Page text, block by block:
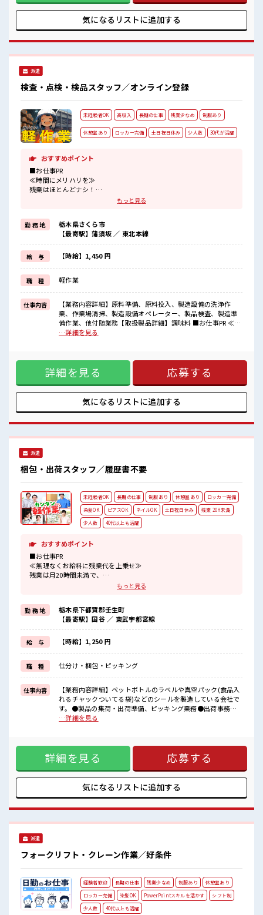
歓迎！ ≪完全週休二日制≫ 週末は家族や友人と一緒にプライ
ベート満喫！ ≪ラクラク制服アリ≫ 制服があるので、 毎日の
服装の悩み解消♪ ≪初めての仕事だけど自分にもできそう≫
環境が整っています！ イチからスキルUP・ステップUP目指
していきましょう！ ■職場の雰囲気 女性多めで休み時間は女
気になるリストに追加する
派遣
検査・点検・検品スタッフ／オンライン登録
未経験者OK 高収入 長期の仕事 残業少なめ 制服あり
休憩室あり ロッカー完備 土日祝日休み 少人数 30代が活躍
おすすめポイント
■お仕事PR
≪時間にメリハリを≫
残業はほとんどナシ！
場合によってはお願いすることもあります♪
家族や友人と一緒にプライベート満喫！
≪ラクラク制服アリ≫
制服があるので、
毎日の服装の悩み解消♪
≪未経験OKの仕事≫
新しいことにチャレンジするのは不安だけど、
しっかり働く環境が整っています！
イチからスキルUP・ステップUP目指していきましょう！
≪自分に向いている仕事が探せる≫
困った事などがあれば、
担当がしっかりサポートします！
■職場の雰囲気
休憩室で楽しくおしゃべり！
ストレス解消☆
ロッカーあり！
安心してお仕事に集中♪
もっと見る
勤 務 地
栃木県さくら市
【最寄駅】蒲須坂 ／ 東北本線
給 与 【時給】1,450 円
職 種 軽作業
仕事内容
【業務内容詳細】原料準備、原料投入、製造設備の洗浄作
業、作業場清掃、製造設備オペレーター、製品検査、製造準
備作業、他付随業務【取扱製品詳細】調味料 ■お仕事PR ≪時
間にメリハリを≫ 残業はほとんどナシ！ 場合によってはお願
ので、 毎日の服装の悩み解消♪ ≪未経験OKの仕事≫ 新しい
ことにチャレンジするのは不安だけど、 しっかり働く環境が
整っています！ イチからスキルUP・ステップUP目指してい
きましょう！ ≪自分に向いている仕事が探せる≫ 困った事な
どがあれば、 担当がしっかりサポートします！ ■職場の雰囲
気 少人数の職場でこじんまり。 職場の仲間との交流もできち
カーあり！ 安心してお仕事に集中♪
…詳細を見る
詳細を見る 応募する
気になるリストに追加する
派遣
梱包・出荷スタッフ／履歴書不要
未経験者OK 長期の仕事 制服あり 休憩室あり
ロッカー完備
染髪OK
ピアスOK ネイルOK 土日祝日休み
残業 20H未満
少人数
40代以上も活躍
おすすめポイント
■お仕事PR
≪無理なくお給料に残業代を上乗せ≫
残業は月20時間未満で、
週末は家族や友人と一緒にプライベート満喫！
≪ヘアカラーOKで自由な雰囲気の職場≫
明るすぎたり奇抜でなければ基本的に自由！
(規定有)≪動きやすい制服アリ≫
制服があるので、
毎日の服装の悩み解消♪
≪初めての仕事だけど自分にもできそう≫
新しいことにチャレンジするのは不安だけど、
しっかり働く環境が整っています！
イチからスキルUP・ステップUP目指していきましょう！
■職場の雰囲気
少人数ですぐに馴染むことができそう♪
仕事の合間の息抜きは休憩室で♪
もっと見る
勤 務 地
栃木県下都賀郡壬生町
【最寄駅】国谷 ／ 東武宇都宮線
給 与 【時給】1,250 円
職 種 仕分け・梱包・ピッキング
仕事内容
【業務内容詳細】ペットボトルのラベルや真空パック(食品入
れるチャックついてる袋)などのシールを製造している会社で
す。●製品の集荷・出荷準備、ピッキング業務●出荷事務・
出荷シール作り・ピッキング・梱包業務(重量物MAX10kgくら
所内では1人になることが多いですが、近くの建屋に社員さん
はいるので安心してください。【取扱製品詳細】ペットボト
ル・食料品等のラベル ■お仕事PR ≪無理なくお給料に残業代
を上乗せ≫ 残業は月20時間未満で、 ほどよく稼げます♪ ≪週
休2日制≫ 週末は家族や友人と一緒にプライベート満喫！ ≪
ヘアカラーOKで自由な雰囲気の職場≫ 明るすぎたり奇抜でな
があるので、 毎日の服装の悩み解消♪ ≪初めての仕事だけど
自分にもできそう≫ 新しいことにチャレンジするのは不安だ
人数ですぐに馴染むことができそう♪ アットホームな環境☆
明るすぎたり奇抜過ぎなければヘアカラーOK！ 仕事の合間の
息抜きは休憩室で♪
…詳細を見る
詳細を見る 応募する
気になるリストに追加する
派遣
フォークリフト・クレーン作業／好条件
経験者歓迎 長期の仕事 残業少なめ 制服あり
休憩室あり
ロッカー完備
染髪OK PowerPointスキルを活かす
シフト制
少人数
40代以上も活躍